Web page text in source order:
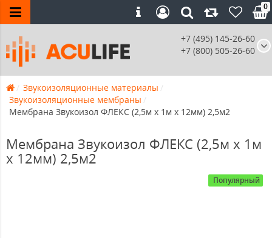
+7 (495) 145-26-60
+7 (800) 505-26-60
0
Звукоизоляционные материалы
Звукоизоляционные мембраны
Мембрана Звукоизол ФЛЕКС (2,5м x 1м x 12мм) 2,5м2
Мембрана Звукоизол ФЛЕКС (2,5м x 1м
x 12мм) 2,5м2
Популярный